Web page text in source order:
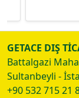
GETACE DIŞ
Battalgazi
Sultanbeyli -
+90 532 715 21